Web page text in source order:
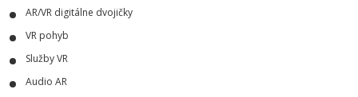
AR/VR digitálne dvojičky
VR pohyb
Služby VR
Audio AR